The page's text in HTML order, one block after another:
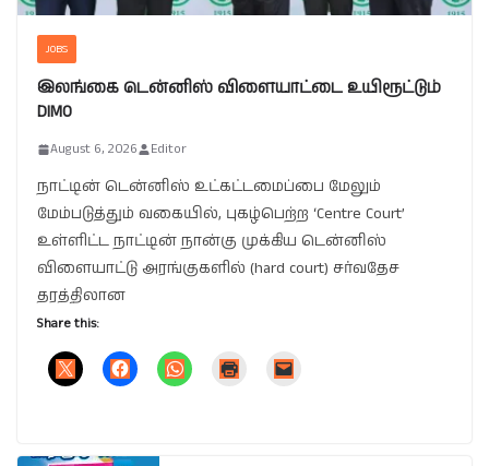
JOBS
இலங்கை டென்னிஸ் விளையாட்டை உயிரூட்டும்
DIMO
August 6, 2026 Editor
நாட்டின் டென்னிஸ் உட்கட்டமைப்பை மேலும்
மேம்படுத்தும் வகையில், புகழ்பெற்ற ‘Centre Court’
உள்ளிட்ட நாட்டின் நான்கு முக்கிய டென்னிஸ்
விளையாட்டு அரங்குகளில் (hard court) சர்வதேச
தரத்திலான
Share this: